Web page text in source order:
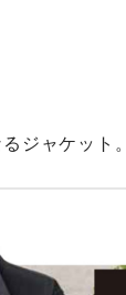
ジャケット。